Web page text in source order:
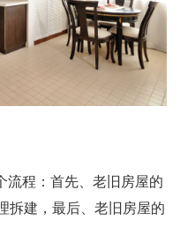
流程：首先、老旧房屋的
拆建，最后、老旧房屋的